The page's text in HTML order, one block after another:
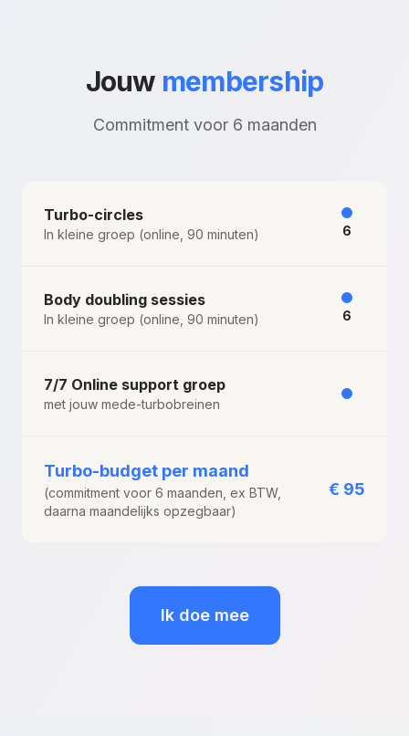
Jouw membership
Commitment voor 6 maanden
Turbo-circles
In kleine groep (online, 90 minuten) 6
Body doubling sessies
In kleine groep (online, 90 minuten) 6
7/7 Online support groep
met jouw mede-turbobreinen
Turbo-budget per maand
(commitment voor 6 maanden, ex BTW,
daarna maandelijks opzegbaar)
€ 95
Ik doe mee